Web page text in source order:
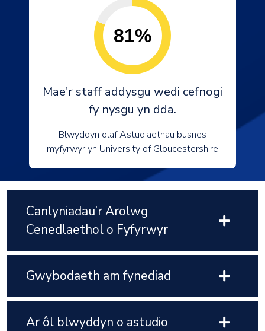
81%
Mae'r staff addysgu wedi cefnogi
fy nysgu yn dda.
Blwyddyn olaf Astudiaethau busnes
myfyrwyr yn University of Gloucestershire
Canlyniadau’r Arolwg
Cenedlaethol o Fyfyrwyr
Gwybodaeth am fynediad
Ar ôl blwyddyn o astudio